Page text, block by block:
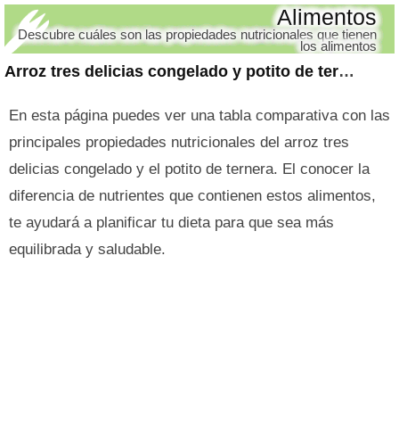
Arroz tres delicias congelado y potito de ternera
Alimentos
Descubre cuáles son las propiedades nutricionales que tienen
los alimentos
En esta página puedes ver una tabla comparativa con las
principales propiedades nutricionales del arroz tres
delicias congelado y el potito de ternera. El conocer la
diferencia de nutrientes que contienen estos alimentos,
te ayudará a planificar tu dieta para que sea más
equilibrada y saludable.